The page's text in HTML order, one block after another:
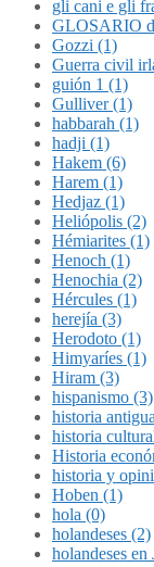
gli cani e gli
GLOSARIO
Gozzi (1)
Guerra civil
guión 1 (1)
Gulliver (1)
habbarah (1)
hadji (1)
Hakem (6)
Harem (1)
Hedjaz (1)
Heliópolis (2)
Hémiarites (1)
Henoch (1)
Henochia (2)
Hércules (1)
herejía (3)
Herodoto (1)
Himyaríes (1)
Hiram (3)
hispanismo (3)
historia
historia
Historia
historia y
Hoben (1)
hola (0)
holandeses (2)
holandeses en